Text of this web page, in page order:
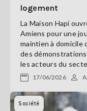
logement
La Maison Hapi
Amiens pour une
maintien à domicile
des
les acteurs du
17/06/2026
Société